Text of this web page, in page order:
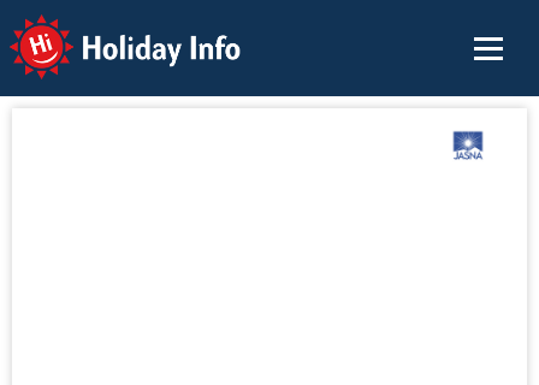
Holiday Info